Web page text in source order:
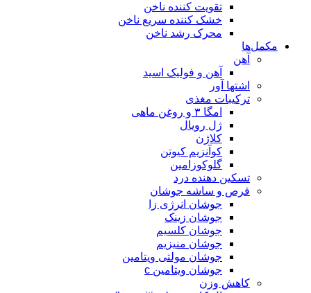
تقویت کننده ناخن
خشک کننده سریع ناخن
محرک رشد ناخن
مکمل‌ها
آهن
آهن و فولیک اسید
اشتها آور
ترکیبات مغذی
امگا ۳ و روغن ماهی
ژل رویال
کلاژن
کوآنزیم کیوتن
گلوکوزامین
تسکین دهنده درد
قرص و ساشه جوشان
جوشان انرژی زا
جوشان زینک
جوشان کلسیم
جوشان منیزیم
جوشان مولتی ویتامین
جوشان ویتامین c
کاهش وزن